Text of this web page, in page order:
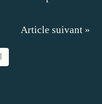
Article suivant »